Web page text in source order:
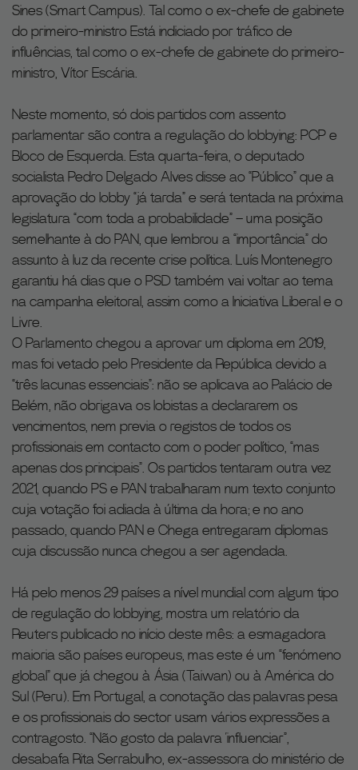
Sines (Smart Campus). Tal como o ex-chefe de gabinete
do primeiro-ministro Está indiciado por tráfico de
influências, tal como o ex-chefe de gabinete do primeiro-
ministro, Vítor Escária.
Neste momento, só dois partidos com assento
parlamentar são contra a regulação do lobbying: PCP e
Bloco de Esquerda. Esta quarta-feira, o deputado
socialista Pedro Delgado Alves disse ao “Público” que a
aprovação do lobby “já tarda” e será tentada na próxima
legislatura “com toda a probabilidade” – uma posição
semelhante à do PAN, que lembrou a “importância” do
assunto à luz da recente crise política. Luís Montenegro
garantiu há dias que o PSD também vai voltar ao tema
na campanha eleitoral, assim como a Iniciativa Liberal e o
Livre.
O Parlamento chegou a aprovar um diploma em 2019,
mas foi vetado pelo Presidente da República devido a
“três lacunas essenciais”: não se aplicava ao Palácio de
Belém, não obrigava os lobistas a declararem os
vencimentos, nem previa o registos de todos os
profissionais em contacto com o poder político, “mas
apenas dos principais”. Os partidos tentaram outra vez
2021, quando PS e PAN trabalharam num texto conjunto
cuja votação foi adiada à última da hora; e no ano
passado, quando PAN e Chega entregaram diplomas
cuja discussão nunca chegou a ser agendada.
Há pelo menos 29 países a nível mundial com algum tipo
de regulação do lobbying, mostra um relatório da
Reuters publicado no início deste mês: a esmagadora
maioria são países europeus, mas este é um “fenómeno
global” que já chegou à Ásia (Taiwan) ou à América do
Sul (Peru). Em Portugal, a conotação das palavras pesa
e os profissionais do sector usam vários expressões a
contragosto. “Não gosto da palavra ‘influenciar”,
desabafa Rita Serrabulho, ex-assessora do ministério de